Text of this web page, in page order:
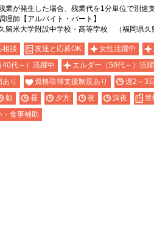
業が発生した場合、残業代を1分単位で別途
理師【アルバイト・パート】
留米大学附設中学校・高等学校 （福岡県久
相談 友達と応募OK 女性活躍中
40代～）活躍中
エルダー（50代～）活
り
資格取得支援制度あり 週2～3
朝 昼 夕方 夜 深夜 禁
・食事補助